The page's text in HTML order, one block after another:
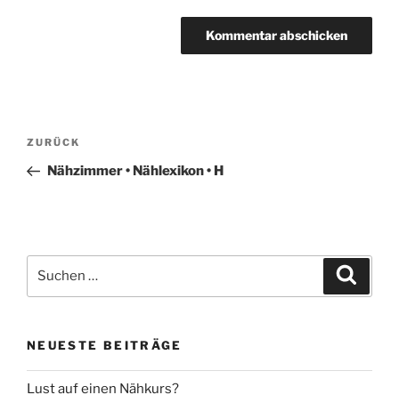
Beitragsnavigation
Vorheriger
Beitrag
ZURÜCK
Nähzimmer • Nählexikon • H
nach:
NEUESTE BEITRÄGE
Lust auf einen Nähkurs?